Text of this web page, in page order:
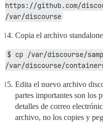
https://github.com/
/var/discourse
Copia el archivo
$ cp /var/discourse/
/var/discourse/
Edita el nuevo archivo
partes importantes son los
detalles de correo
archivo, no los copies y